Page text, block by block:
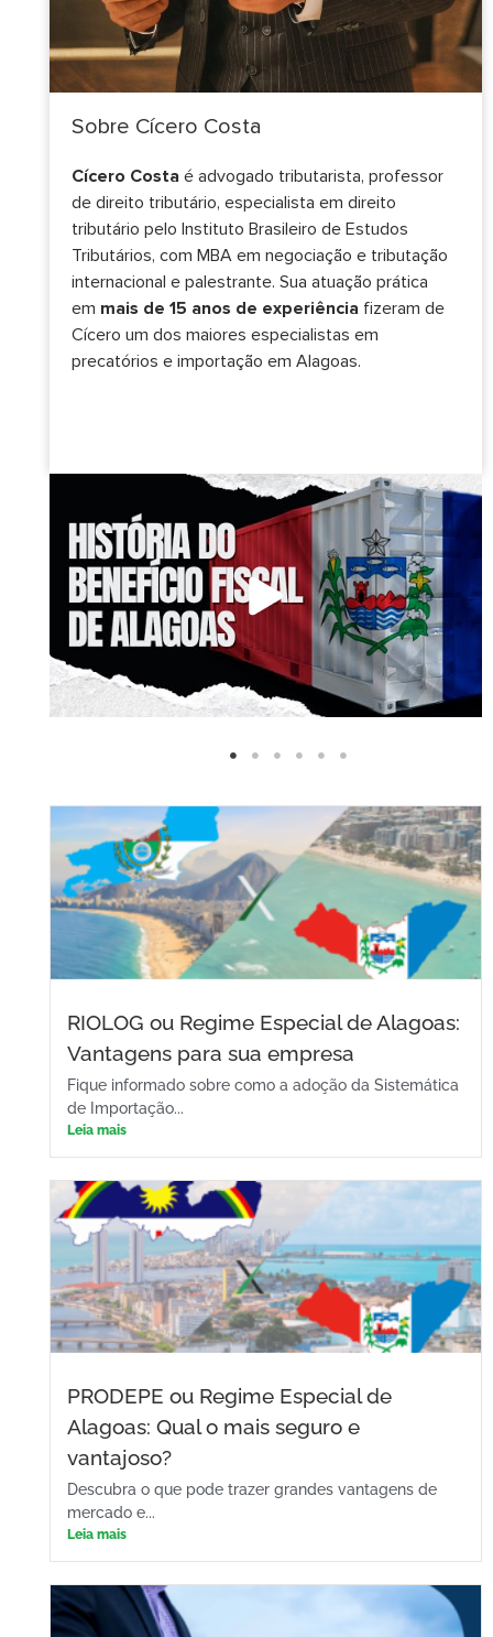
Sobre Cícero Costa
Cícero Costa é advogado tributarista, professor
de direito tributário, especialista em direito
tributário pelo Instituto Brasileiro de Estudos
Tributários, com MBA em negociação e tributação
internacional e palestrante. Sua atuação prática
em mais de 15 anos de experiência fizeram de
Cícero um dos maiores especialistas em
precatórios e importação em Alagoas.
RIOLOG ou Regime Especial de Alagoas:
Vantagens para sua empresa
Fique informado sobre como a adoção da Sistemática
de Importação...
Leia mais
PRODEPE ou Regime Especial de
Alagoas: Qual o mais seguro e
vantajoso?
Descubra o que pode trazer grandes vantagens de
mercado e...
Leia mais